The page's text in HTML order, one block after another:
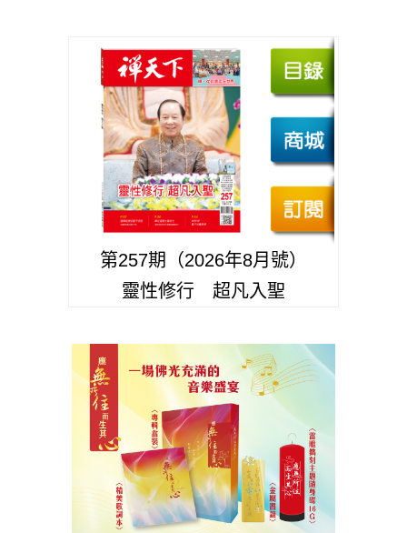
第257期（2026年8月號）
靈性修行 超凡入聖